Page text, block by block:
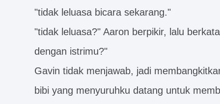
"tidak leluasa bicara sekarang."
"tidak leluasa?" Aaron berpikir, lalu
dengan istrimu?"
Gavin tidak menjawab, jadi
bibi yang menyuruhku datang untuk